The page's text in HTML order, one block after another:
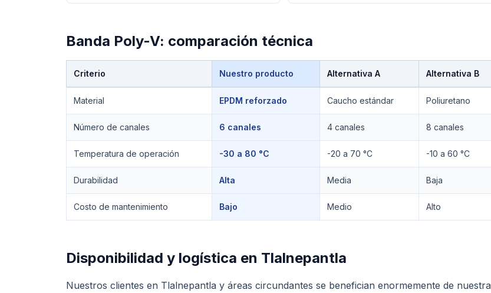
Banda Poly-V: comparación técnica
Criterio Nuestro producto Alternativa A Alternativa B
Material EPDM reforzado Caucho estándar Poliuretano
Número de canales 6 canales 4 canales 8 canales
Temperatura de operación -30 a 80 °C -20 a 70 °C -10 a 60 °C
Durabilidad Alta Media Baja
Costo de mantenimiento Bajo Medio Alto
Disponibilidad y logística en Tlalnepantla
Nuestros clientes en Tlalnepantla y áreas circundantes se benefician enormemente de nuestra